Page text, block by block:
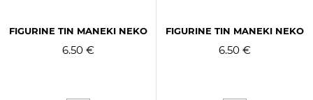
FIGURINE TIN MANEKI NEKO
6.50 €
FIGURINE TIN MANEKI NEKO
6.50 €